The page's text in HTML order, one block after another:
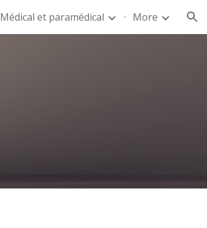
Médical et paramédical More